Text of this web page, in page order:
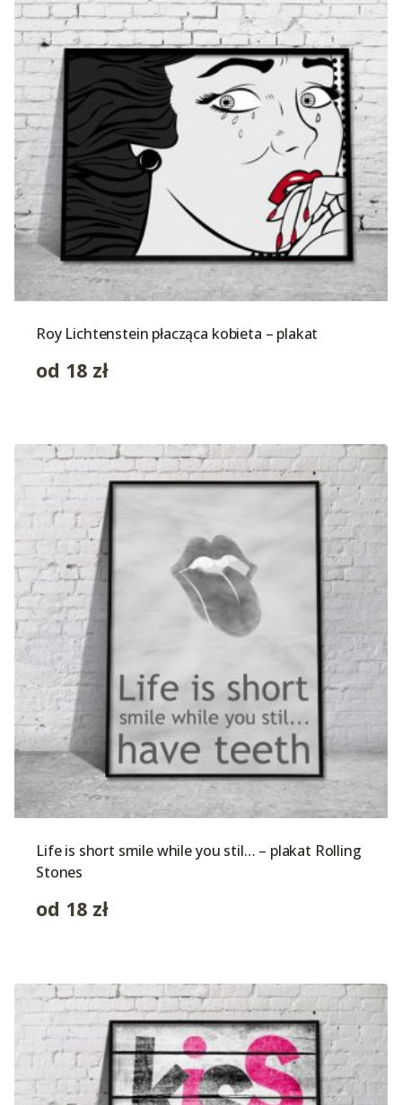
Roy Lichtenstein płacząca kobieta – plakat
od 18 zł
Life is short smile while you stil… – plakat Rolling
Stones
od 18 zł